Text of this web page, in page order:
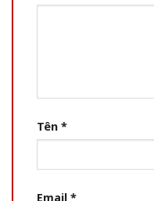
Tên *
Email *